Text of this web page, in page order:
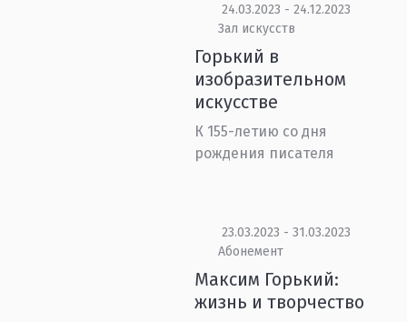
24.03.2023 - 24.12.2023
Зал искусств
Горький в
изобразительном
искусстве
К 155-летию со дня
рождения писателя
23.03.2023 - 31.03.2023
Абонемент
Максим Горький:
жизнь и творчество